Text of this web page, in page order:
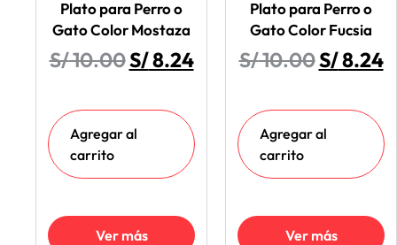
Plato para Perro o
Gato Color Mostaza
S/10.00S/8.24
Agregar al
carrito
Ver más
Plato para Perro o
Gato Color Fucsia
S/10.00S/8.24
Agregar al
carrito
Ver más